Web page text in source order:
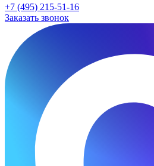
+7 (495) 215-51-16
Заказать звонок